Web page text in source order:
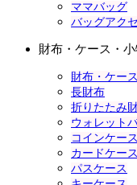
ママバッグ
バッグアク
財布・ケース・小
財布・ケー
長財布
折りたたみ
ウォレット
コインケース
カードケース
パスケース